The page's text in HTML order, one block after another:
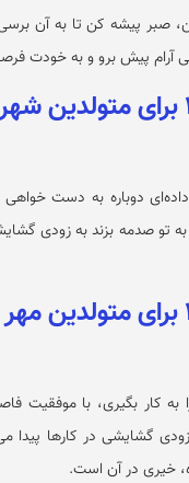
صبر پیشه کن تا به آن
پیش برو و به خودت
دوباره به دست
تو صدمه بزند به زودی
کار بگیری، با موفقیت
گشایشی در کار‌ها پیدا
خیری در آن است.